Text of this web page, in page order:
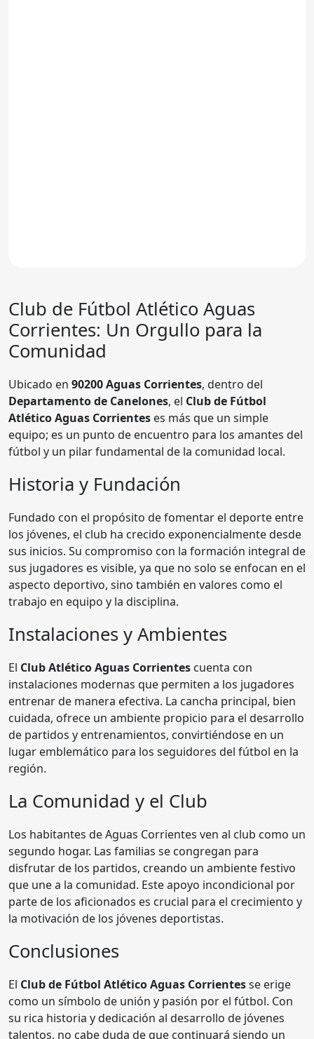
Club de Fútbol Atlético Aguas
Corrientes: Un Orgullo para la
Comunidad
Ubicado en 90200 Aguas Corrientes, dentro del
Departamento de Canelones, el Club de Fútbol
Atlético Aguas Corrientes es más que un simple
equipo; es un punto de encuentro para los amantes del
fútbol y un pilar fundamental de la comunidad local.
Historia y Fundación
Fundado con el propósito de fomentar el deporte entre
los jóvenes, el club ha crecido exponencialmente desde
sus inicios. Su compromiso con la formación integral de
sus jugadores es visible, ya que no solo se enfocan en el
aspecto deportivo, sino también en valores como el
trabajo en equipo y la disciplina.
Instalaciones y Ambientes
El Club Atlético Aguas Corrientes cuenta con
instalaciones modernas que permiten a los jugadores
entrenar de manera efectiva. La cancha principal, bien
cuidada, ofrece un ambiente propicio para el desarrollo
de partidos y entrenamientos, convirtiéndose en un
lugar emblemático para los seguidores del fútbol en la
región.
La Comunidad y el Club
Los habitantes de Aguas Corrientes ven al club como un
segundo hogar. Las familias se congregan para
disfrutar de los partidos, creando un ambiente festivo
que une a la comunidad. Este apoyo incondicional por
parte de los aficionados es crucial para el crecimiento y
la motivación de los jóvenes deportistas.
Conclusiones
El Club de Fútbol Atlético Aguas Corrientesse erige
como un símbolo de unión y pasión por el fútbol. Con
su rica historia y dedicación al desarrollo de jóvenes
talentos, no cabe duda de que continuará siendo un